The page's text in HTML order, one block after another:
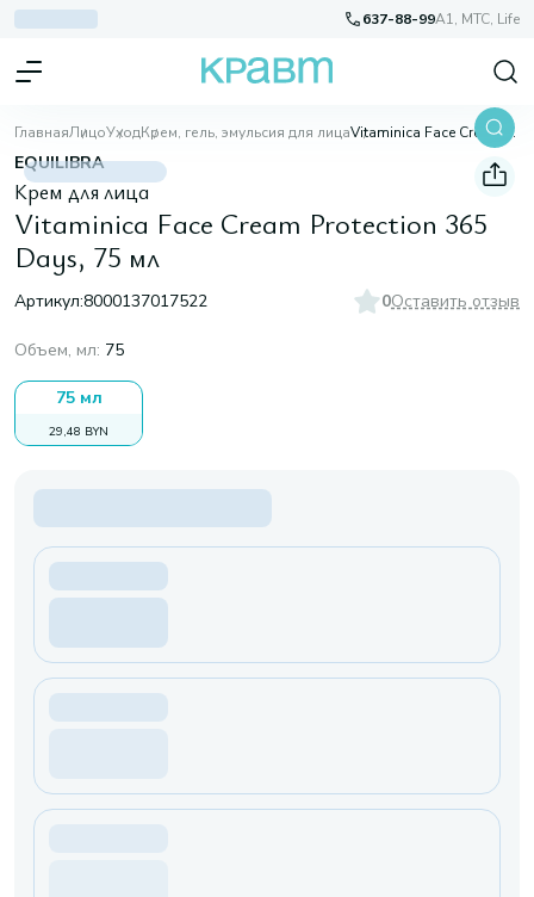
637-88-99A1, МТС, Life
ГлавнаяЛицоУходКрем, гель, эмульсия для лица Vitaminica Face Cream Protection 365 Days, 75 мл
EQUILIBRA
Крем для лица
Vitaminica Face Cream Protection 365
Days, 75 мл
Артикул:8000137017522 0Оставить отзыв
Объем, мл: 75
75 мл
29,48 BYN